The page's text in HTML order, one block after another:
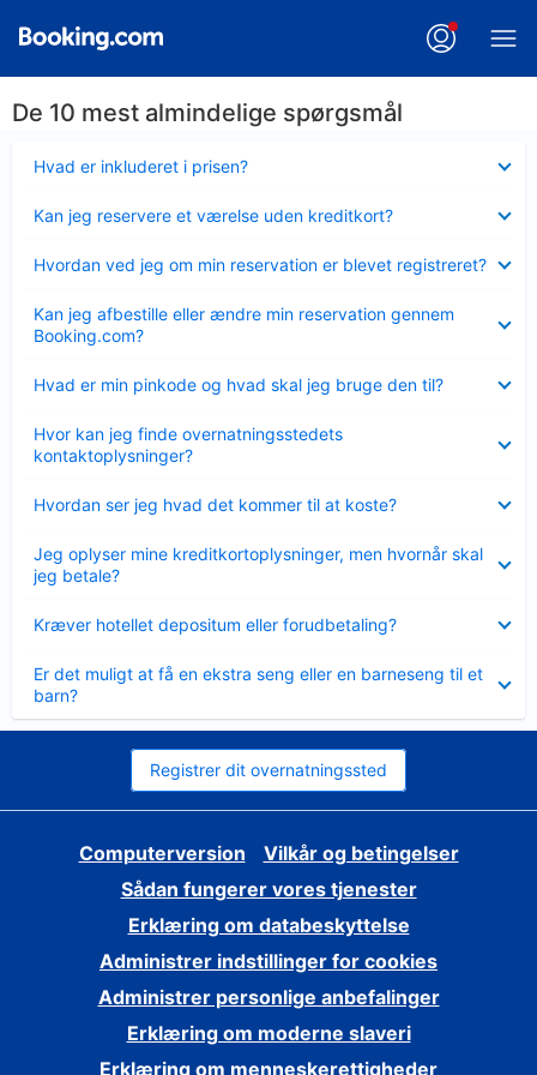
De 10 mest almindelige spørgsmål
Hvad er inkluderet i prisen?
Kan jeg reservere et værelse uden kreditkort?
Hvordan ved jeg om min reservation er blevet registreret?
Kan jeg afbestille eller ændre min reservation gennem
Booking.com?
Hvad er min pinkode og hvad skal jeg bruge den til?
Hvor kan jeg finde overnatningsstedets
kontaktoplysninger?
Hvordan ser jeg hvad det kommer til at koste?
Jeg oplyser mine kreditkortoplysninger, men hvornår skal
jeg betale?
Kræver hotellet depositum eller forudbetaling?
Er det muligt at få en ekstra seng eller en barneseng til et
barn?
Registrer dit overnatningssted
Computerversion
Vilkår og betingelser
Sådan fungerer vores tjenester
Erklæring om databeskyttelse
Administrer indstillinger for cookies
Administrer personlige anbefalinger
Erklæring om moderne slaveri
Erklæring om menneskerettigheder